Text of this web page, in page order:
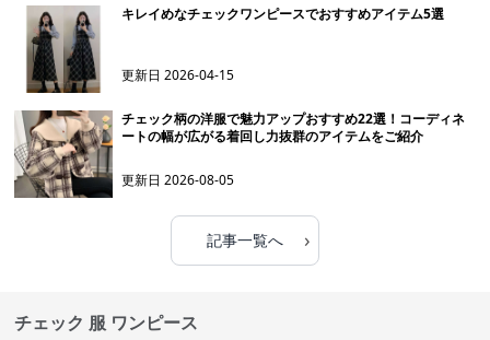
キレイめなチェックワンピースでおすすめアイテム5選
更新日2026-04-15
チェック柄の洋服で魅力アップおすすめ22選！コーディネ
ートの幅が広がる着回し力抜群のアイテムをご紹介
更新日2026-08-05
記事一覧へ ›
チェック 服 ワンピース